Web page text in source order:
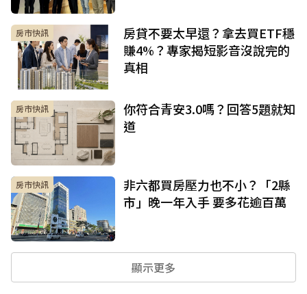
房市快訊
房貸不要太早還？拿去買ETF穩
賺4%？專家揭短影音沒說完的
真相
房市快訊
你符合青安3.0嗎？回答5題就知
道
房市快訊
非六都買房壓力也不小？「2縣
市」晚一年入手 要多花逾百萬
顯示更多